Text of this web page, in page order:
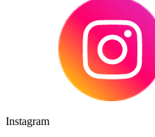
Instagram